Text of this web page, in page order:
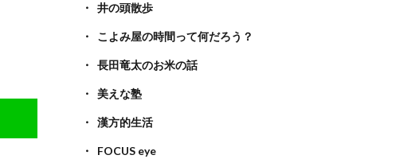
井の頭散歩
こよみ屋の時間って何だろう？
長田竜太のお米の話
美えな塾
漢方的生活
FOCUS eye